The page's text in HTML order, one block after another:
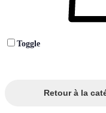
Toggle
Retour à la